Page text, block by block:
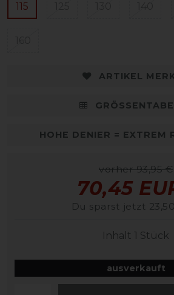
115
ARTIKEL
HOHE DENIER = EXTREM
vorher 93,95 €
70,45
Du sparst jetzt
Inhalt 1 Stück
ausverkauft